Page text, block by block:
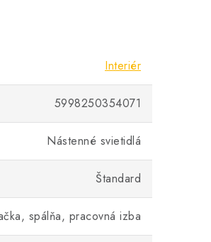
Interiér
5998250354071
Nástenné svietidlá
Štandard
spálňa, pracovná izba